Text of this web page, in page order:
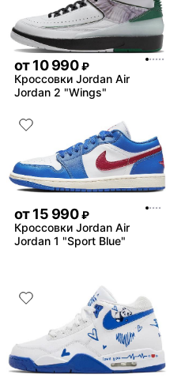
от10 990 ₽
Кроссовки Jordan Air
Jordan 2 "Wings"
от15 990 ₽
Кроссовки Jordan Air
Jordan 1 "Sport Blue"